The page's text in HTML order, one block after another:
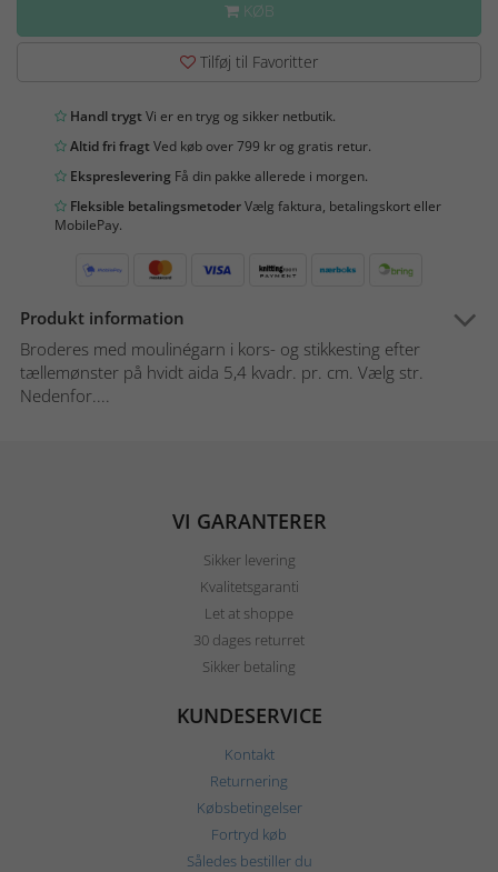
KØB
Tilføj til Favoritter
Handl trygtVi er en tryg og sikker netbutik.
Altid fri fragtVed køb over 799 kr og gratis retur.
Ekspreslevering Få din pakke allerede i morgen.
Fleksible betalingsmetoderVælg faktura, betalingskort eller
MobilePay.
Produkt information
Broderes med moulinégarn i kors- og stikkesting efter
tællemønster på hvidt aida 5,4 kvadr. pr. cm. Vælg str.
Nedenfor....
VI GARANTERER
Sikker levering
Kvalitetsgaranti
Let at shoppe
30 dages returret
Sikker betaling
KUNDESERVICE
Kontakt
Returnering
Købsbetingelser
Fortryd køb
Således bestiller du